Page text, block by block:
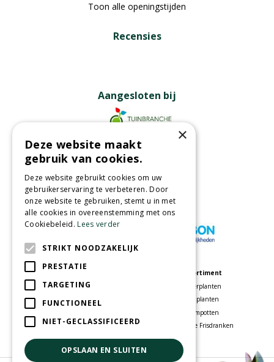
Toon alle openingstijden
Recensies
Aangesloten bij
Partners
Wij accepteren
Tuincentrum
Speelparadijs
Woonwinkel
Assortiment
Kamerplanten
Tuinplanten
Bloempotten
Voordelige Frisdranken
×
Deze website maakt
gebruik van cookies.
Deze website gebruikt cookies om uw
gebruikerservaring te verbeteren. Door
onze website te gebruiken, stemt u in met
alle cookies in overeenstemming met ons
Cookiebeleid.Lees verder
STRIKT NOODZAKELIJK
PRESTATIE
TARGETING
FUNCTIONEEL
NIET-GECLASSIFICEERD
OPSLAAN EN SLUITEN